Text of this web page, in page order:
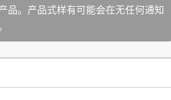
品。产品式样有可能会在无任何通知